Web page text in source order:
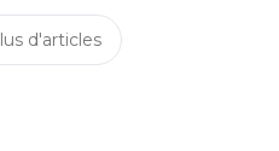
d'articles